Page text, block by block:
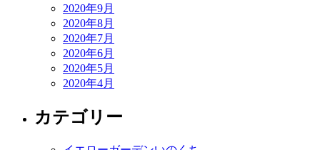
2020年9月
2020年8月
2020年7月
2020年6月
2020年5月
2020年4月
カテゴリー